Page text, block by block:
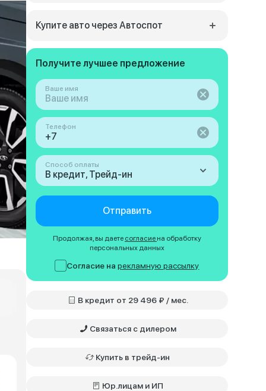
Бензин • Передний
Бензин • Передний
Купите авто через Автоспот
Получите лучшее предложение
Ваше имя
Телефон
Способ оплаты
В кредит, Трейд-ин
Отправить
Продолжая, вы даете согласие на обработку
персональных данных
Согласие нарекламную рассылку
В кредит от 29 496 ₽ / мес.
Связаться с дилером
Купить в трейд-ин
Юр.лицам и ИП